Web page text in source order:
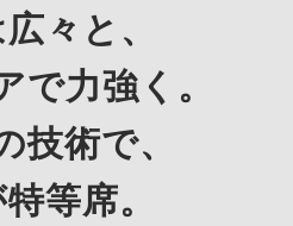
々と、
で力強く。
技術で、
等席。